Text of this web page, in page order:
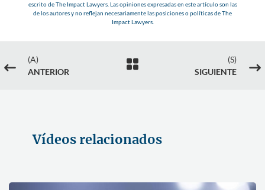
escrito de The Impact Lawyers. Las opiniones expresadas en este artículo son las
de los autores y no reflejan necesariamente las posiciones o políticas de The
Impact Lawyers.
#
(A)
ANTERIOR

(S)
SIGUIENTE
$
Vídeos relacionados